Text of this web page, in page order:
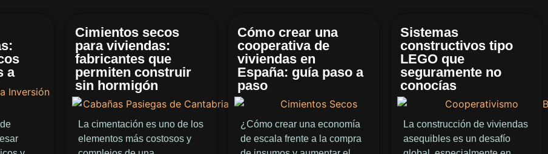
a
Cimientos secos
para viviendas:
fabricantes que
permiten construir
sin hormigón
La cimentación es uno de los
elementos más costosos y
Cómo crear una
cooperativa de
viviendas en
España: guía paso a
paso
¿Cómo crear una economía
de escala frente a la compra
Sistemas
constructivos tipo
LEGO que
seguramente no
conocías
La construcción de viviendas
asequibles es un desafío